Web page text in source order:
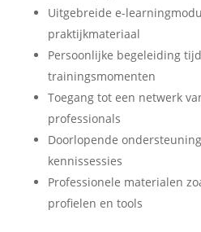
Uitgebreide e-
praktijkmateriaal
Persoonlijke begeleiding
trainingsmomenten
Toegang tot een netwerk
professionals
Doorlopende
kennissessies
Professionele materialen
profielen en tools